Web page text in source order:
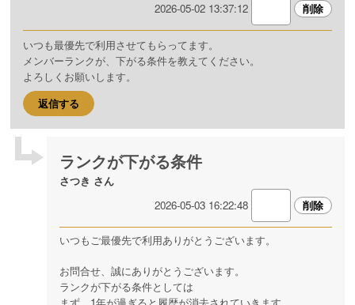
2026-05-02 13:37:12
いつも最優先で利用させてもらってます。
メンバーランクが、下がる条件を教えてください。
よろしくお願いします。
返信する
ランクが下がる条件
さつき さん
2026-05-03 16:22:48
いつもご最優先で利用ありがとうございます。
お問合せ、誠にありがとうございます。
ランクが下がる条件としては